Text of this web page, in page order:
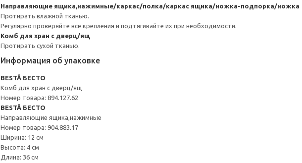
Направляющие ящика,нажимные/каркас/полка/каркас ящика/ножка-подпорка/ножка
Протирать влажной тканью.
Регулярно проверяйте все крепления и подтягивайте их при необходимости.
Комб для хран с дверц/ящ
Протирать сухой тканью.
Информация об упаковке
BESTÅ БЕСТО
Комб для хран с дверц/ящ
Номер товара: 894.127.62
BESTÅ БЕСТО
Направляющие ящика,нажимные
Номер товара: 904.883.17
Ширина: 12 см
Высота: 4 см
Длина: 36 см